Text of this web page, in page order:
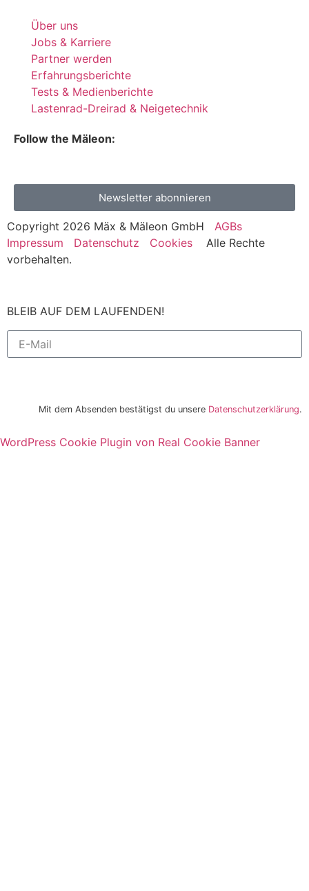
Über uns
Jobs & Karriere
Partner werden
Erfahrungsberichte
Tests & Medienberichte
Lastenrad-Dreirad & Neigetechnik
Follow the Mäleon:
Newsletter abonnieren
Copyright 2026 Mäx & Mäleon GmbH AGBs
Impressum
Datenschutz Cookies Alle Rechte
vorbehalten.
BLEIB AUF DEM LAUFENDEN!
Mit dem Absenden bestätigst du unsere Datenschutzerklärung.
WordPress Cookie Plugin von Real Cookie Banner